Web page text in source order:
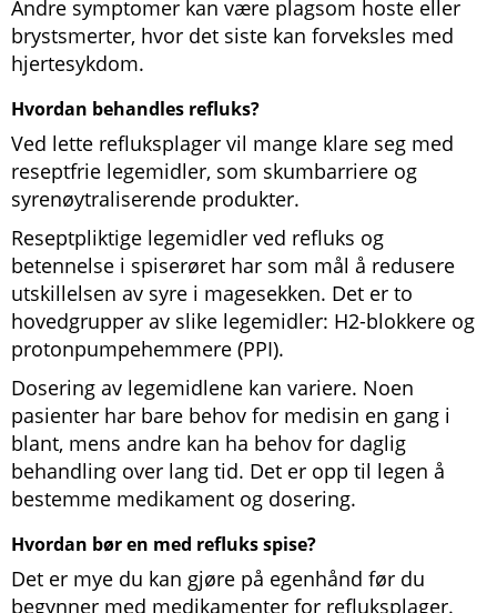
Andre symptomer kan være plagsom hoste eller
brystsmerter, hvor det siste kan forveksles med
hjertesykdom.
Hvordan behandles refluks?
Ved lette refluksplager vil mange klare seg med
reseptfrie legemidler, som skumbarriere og
syrenøytraliserende produkter.
Reseptpliktige legemidler ved refluks og
betennelse i spiserøret har som mål å redusere
utskillelsen av syre i magesekken. Det er to
hovedgrupper av slike legemidler: H2-blokkere og
protonpumpehemmere (PPI).
Dosering av legemidlene kan variere. Noen
pasienter har bare behov for medisin en gang i
blant, mens andre kan ha behov for daglig
behandling over lang tid. Det er opp til legen å
bestemme medikament og dosering.
Hvordan bør en med refluks spise?
Det er mye du kan gjøre på egenhånd før du
begynner med medikamenter for refluksplager.